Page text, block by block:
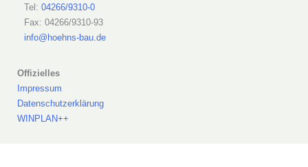
Tel: 04266/9310-0
Fax: 04266/9310-93
info@hoehns-bau.de
Offizielles
Impressum
Datenschutzerklärung
WINPLAN++